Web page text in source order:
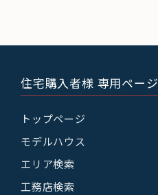
住宅購入者様 専用ページ
トップページ
モデルハウス
エリア検索
工務店検索